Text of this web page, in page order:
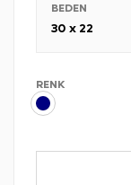
BEDEN
30 x 22
RENK